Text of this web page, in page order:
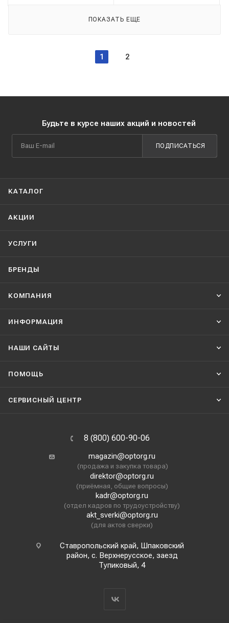
ПОКАЗАТЬ ЕЩЕ
1 2
Будьте в курсе наших акций и новостей
ПОДПИСАТЬСЯ
КАТАЛОГ
АКЦИИ
УСЛУГИ
БРЕНДЫ
КОМПАНИЯ
ИНФОРМАЦИЯ
НАШИ CАЙТЫ
ПОМОЩЬ
СЕРВИСНЫЙ ЦЕНТР
8 (800) 600-90-06
magazin@optorg.ru
(продажа и закупка товара)
direktor@optorg.ru
(приёмная, общие вопросы)
kadr@optorg.ru
(отдел кадров по трудоустройству)
akt_sverki@optorg.ru
(для актов сверки)
Ставропольский край, Шпаковский
район, с. Верхнерусское, заезд
Тупиковый, 4